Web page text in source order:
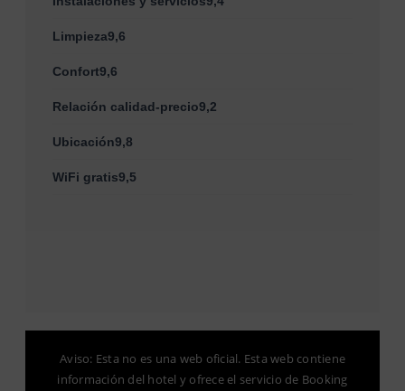
Limpieza9,6
Confort9,6
Relación calidad-precio9,2
Ubicación9,8
WiFi gratis9,5
Aviso: Esta no es una web oficial. Esta web contiene
información del hotel y ofrece el servicio de Booking